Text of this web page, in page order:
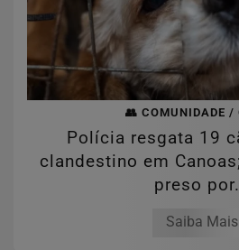
👥 COMUNIDADE /
Polícia resgata 19
clandestino em
preso
Saiba Mais